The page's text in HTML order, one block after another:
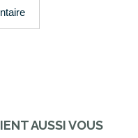
AUSSI VOUS